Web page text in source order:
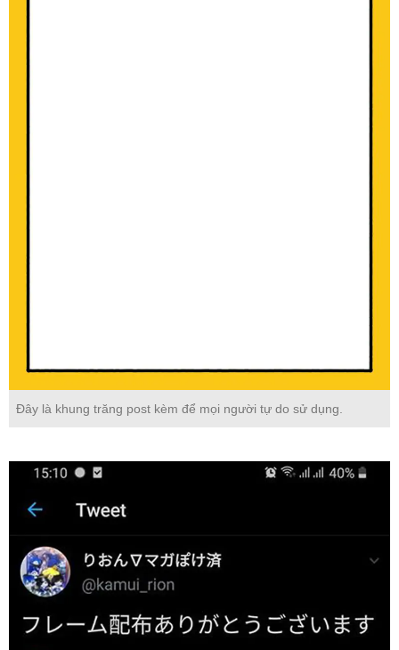
Đây là khung trăng post kèm để mọi người tự do sử dụng.